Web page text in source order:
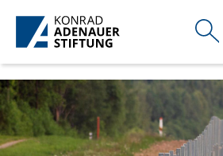
Skip to Main Content